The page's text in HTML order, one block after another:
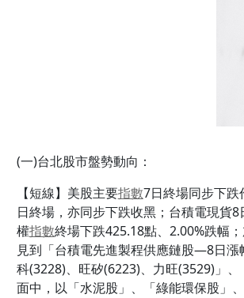
(一)台北股市盤勢動向：
【短線】美股主要指數7日終場同步下
日終場，亦同步下跌收黑；台積電現貨8
權指數終場下跌425.18點、2.00%跌幅
見到「台積電先進製程供應鏈股—8日
科(3228)、旺矽(6223)、力旺(3529)」
面中，以「水泥股」、「綠能環保股」